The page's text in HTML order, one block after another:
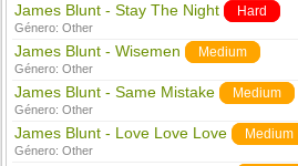
James Blunt - Stay The Night Hard
Género:Other
James Blunt - Wisemen Medium
Género:Other
James Blunt - Same Mistake Medium
Género:Other
James Blunt - Love Love Love Medium
Género:Other